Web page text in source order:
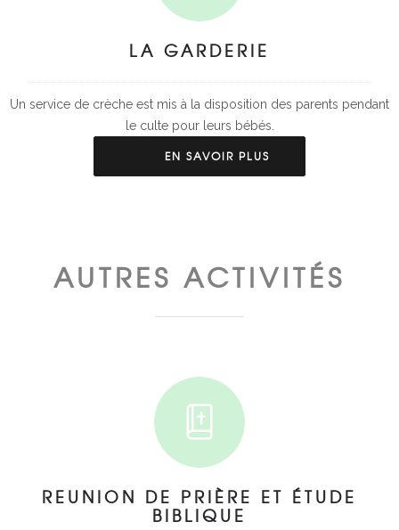
LA GARDERIE
Un service de crèche est mis à la disposition des parents pendant
le culte pour leurs bébés.
EN SAVOIR PLUS
AUTRES ACTIVITÉS
REUNION DE PRIÈRE ET ÉTUDE
BIBLIQUE